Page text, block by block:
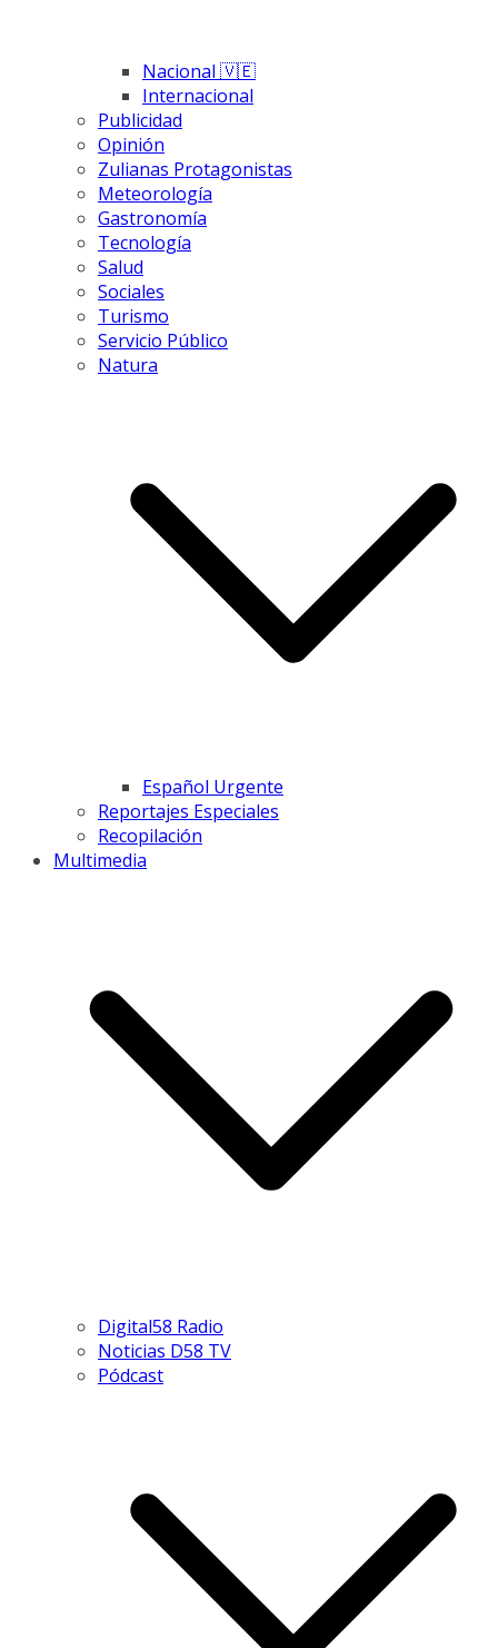
Nacional 🇻🇪
Internacional
Publicidad
Opinión
Zulianas Protagonistas
Meteorología
Gastronomía
Tecnología
Salud
Sociales
Turismo
Servicio Público
Natura
Español Urgente
Reportajes Especiales
Recopilación
Multimedia
Digital58 Radio
Noticias D58 TV
Pódcast